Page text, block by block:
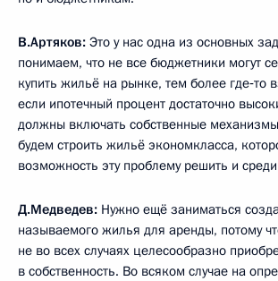
В.Артяков: Это у нас одна из основных
понимаем, что не все бюджетники могут
купить жильё на рынке, тем более где‑то
если ипотечный процент достаточно
должны включать собственные
будем строить жильё экономкласса,
возможность эту проблему решить и
Д.Медведев: Нужно ещё заниматься
называемого жилья для аренды, потому
не во всех случаях целесообразно
в собственность. Во всяком случае на